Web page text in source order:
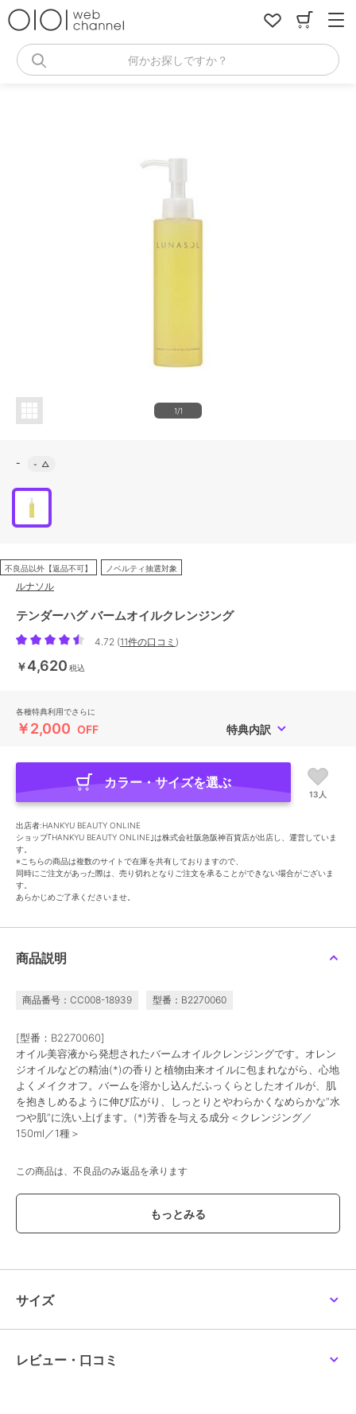
何かお探しですか？
1/1
- - △
不良品以外【返品不可】 ノベルティ抽選対象
ルナソル
テンダーハグ バームオイルクレンジング
4.72 (11件の口コミ )
￥4,620 税込
各種特典利用でさらに
￥2,000 OFF 特典内訳
カラー・サイズを選ぶ
13人
出店者:HANKYU BEAUTY ONLINE
ショップ｢HANKYU BEAUTY ONLINE｣は株式会社阪急阪神百貨店が出店し、運営していま
す。
※こちらの商品は複数のサイトで在庫を共有しておりますので、
同時にご注文があった際は、売り切れとなりご注文を承ることができない場合がございま
す。
あらかじめご了承くださいませ。
商品説明
商品番号：CC008-18939 型番：B2270060
[型番：B2270060]
オイル美容液から発想されたバームオイルクレンジングです。オレン
ジオイルなどの精油(*)の香りと植物由来オイルに包まれながら、心地
よくメイクオフ。バームを溶かし込んだふっくらとしたオイルが、肌
を抱きしめるように伸び広がり、しっとりとやわらかくなめらかな“水
つや肌”に洗い上げます。(*)芳香を与える成分＜クレンジング／
150ml／1種＞
この商品は、不良品のみ返品を承ります
ルナソル
スキンケア ／洗顔料・クレンジ
サイズ
レビュー・口コミ